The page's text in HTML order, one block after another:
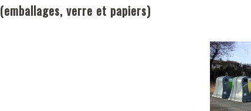
(emballages, verre et papiers)